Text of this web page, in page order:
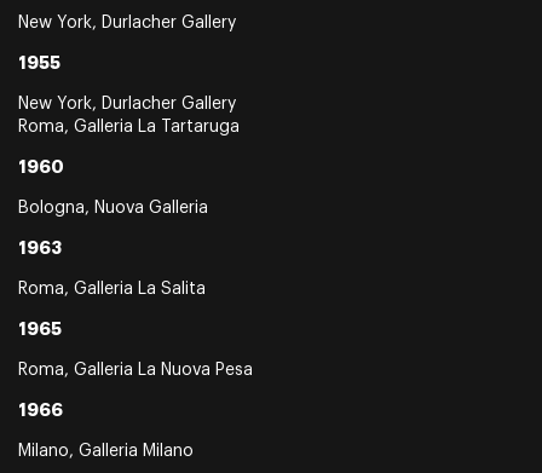
New York, Durlacher Gallery
1955
New York, Durlacher Gallery
Roma, Galleria La Tartaruga
1960
Bologna, Nuova Galleria
1963
Roma, Galleria La Salita
1965
Roma, Galleria La Nuova Pesa
1966
Milano, Galleria Milano